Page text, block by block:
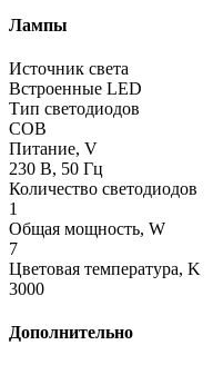
Лампы
Источник света
Встроенные LED
Тип светодиодов
COB
Питание, V
230 В, 50 Гц
Количество светодиодов
1
Общая мощность, W
7
Цветовая температура, K
3000
Дополнительно